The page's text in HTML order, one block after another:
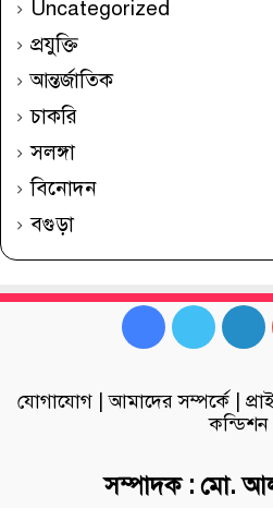
Uncategorized
প্রযুক্তি
আন্তর্জাতিক
চাকরি
সলঙ্গা
বিনোদন
বগুড়া
FacebookTwitter
যোগাযোগ |আমাদের সম্পর্কে
কন্ডিশন|
সম্পাদক : মো.